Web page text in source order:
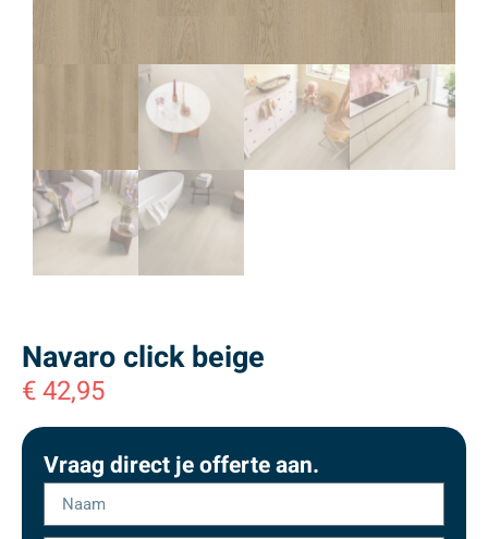
Navaro click beige
€42,95
Vraag direct je offerte aan.